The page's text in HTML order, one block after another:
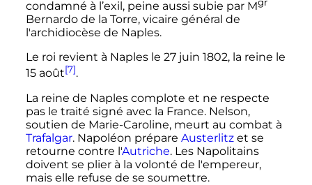
condamné à l’exil, peine aussi subie par M
Bernardo de la Torre, vicaire général de
l'archidiocèse de Naples.
Le roi revient à Naples le 27 juin 1802, la reine le
15 août[7].
La reine de Naples complote et ne respecte
pas le traité signé avec la France. Nelson,
soutien de Marie-Caroline, meurt au combat à
Trafalgar. Napoléon prépare Austerlitzet se
retourne contre l'Autriche. Les Napolitains
doivent se plier à la volonté de l'empereur,
mais elle refuse de se soumettre.